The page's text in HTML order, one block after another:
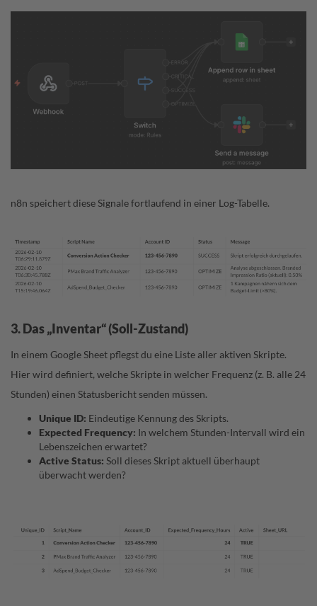
n8n speichert diese Signale fortlaufend in einer Log-Tabelle.
3. Das „Inventar“ (Soll-Zustand)
In einem Google Sheet pflegst du eine Liste aller aktiven Skripte.
Hier wird definiert, welche Skripte in welcher Frequenz (z. B. alle 24
Stunden) einen Statusbericht senden müssen.
Unique ID: Eindeutige Kennung des Skripts.
Expected Frequency: In welchem Stunden-Intervall wird ein
Lebenszeichen erwartet?
Active Status: Soll dieses Skript aktuell überhaupt
überwacht werden?